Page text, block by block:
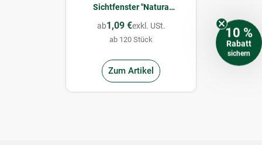
Sichtfenster "Natura
Kraftpapier" für 1 Flasche 100
x 85 x 360 mm
ab1,09 €exkl. USt.
ab 120 Stück
Zum Artikel
10 %
Rabatt
sichern